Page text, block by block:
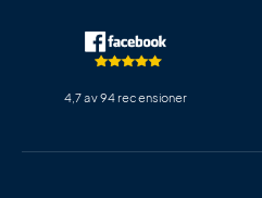
4,7 av 94 recensioner